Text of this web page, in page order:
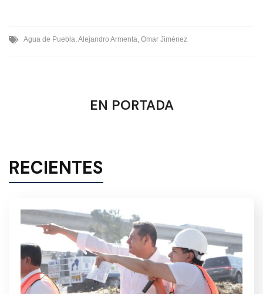
Agua de Puebla,Alejandro Armenta, Omar Jiménez
EN PORTADA
RECIENTES